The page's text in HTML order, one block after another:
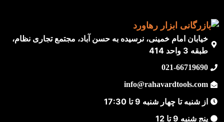
خیابان امام خمینی، نرسیده به حسن آباد، مجتمع تجاری نظام،
طبقه 3 واحد 414
021-66719690
info@rahavardtools.com
از شنبه تا چهار شنبه 9 تا 17:30
پنج شنبه 9 تا 12